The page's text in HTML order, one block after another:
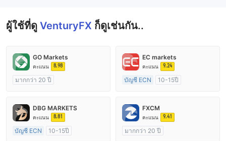
ผู้ใช้ที่ดู VenturyFX ก็ดูเช่นกัน..
GO Markets
คะแนน 8.98
มากกว่า 20 ปี
cTrader
EC markets
คะแนน 9.24
บัญชี ECN
10-15ปี
ใบอนุญาต MT4 แบบเต็ม
DBG MARKETS
คะแนน 8.81
บัญชี ECN
10-15ปี
FXCM
คะแนน 9.41
มากกว่า 20 ปี